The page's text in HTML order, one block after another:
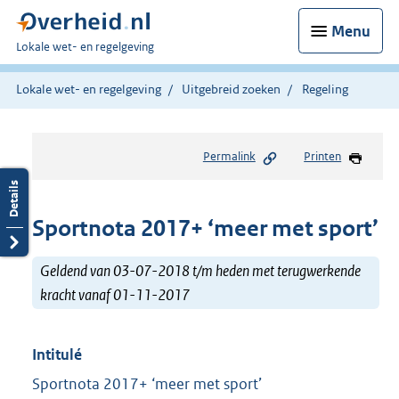
Menu
U
bent
hier:
Lokale wet- en regelgeving
Lokale wet- en regelgeving Uitgebreid zoeken Regeling
Permalink Printen
Sportnota 2017+ ‘meer met sport’
Geldend van 03-07-2018 t/m heden met terugwerkende
kracht vanaf 01-11-2017
Intitulé
Sportnota 2017+ ‘meer met sport’